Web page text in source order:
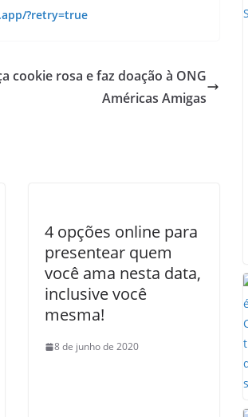
?retry=true
cookie rosa e faz doação à ONG
Américas Amigas
4 opções online para
presentear quem
você ama nesta data,
inclusive você
mesma!
8 de junho de 2020